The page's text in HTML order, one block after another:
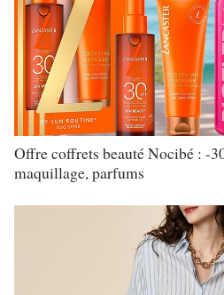
Offre coffrets beauté Nocibé : -
maquillage, parfums